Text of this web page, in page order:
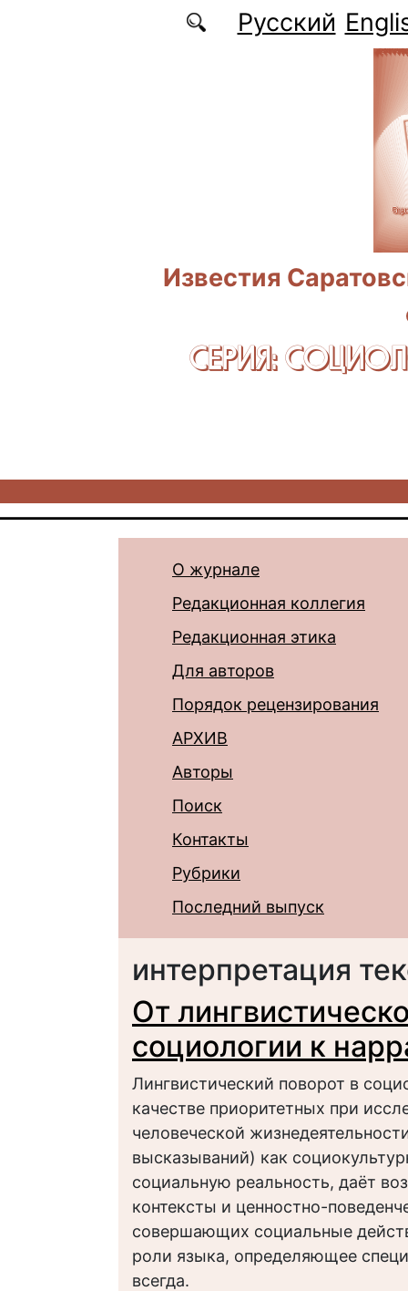
Перейти к основному содержаниюРусский
Известия
СЕРИЯ:
О журнале
Редакционная коллегия
Редакционная этика
Для авторов
Порядок рецензирования
АРХИВ
Авторы
Поиск
Контакты
Рубрики
Последний выпуск
интерпретация
От
социологии к
Лингвистический поворот в
качестве приоритетных при
человеческой
высказываний) как
социальную реальность, даёт
контексты и ценностно-
совершающих социальные
роли языка, определяющее
всегда.